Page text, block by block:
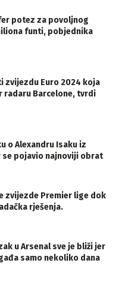
potez za povoljnog
funti, pobjednika
zvijezdu Euro 2024 koja
Barcelone, tvrdi
o Alexandru Isaku iz
se pojavio najnoviji obrat
zvijezde Premier lige dok
rješenja.
u Arsenal sve je bliži jer
samo nekoliko dana